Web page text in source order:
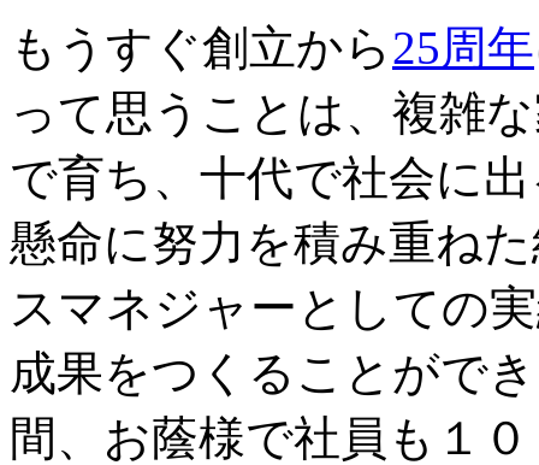
もうすぐ創立から25周年
って思うことは、複雑
で育ち、十代で社会に
懸命に努力を積み重ね
スマネジャーとしての
成果をつくることがで
間、お蔭様で社員も１